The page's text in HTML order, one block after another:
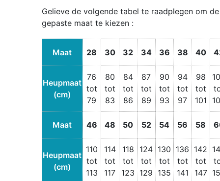
Gelieve de volgende tabel te raadplegen om de
gepaste maat te kiezen :
Maat 28 30 32 34 36 38 40
Heupmaat
(cm)
76
tot
79
80
tot
83
84
tot
86
87
tot
89
90
tot
93
94
tot
97
98
tot
101
Maat 46 48 50 52 54 56 58
Heupmaat
(cm)
110
tot
113
114
tot
117
118
tot
123
124
tot
129
130
tot
135
136
tot
141
142
tot
147